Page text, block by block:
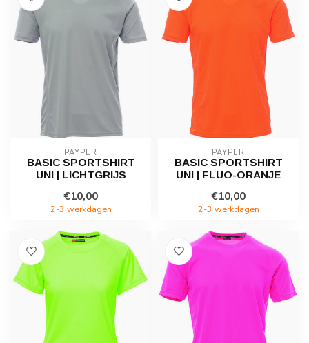
PAYPER
BASIC SPORTSHIRT
UNI | LICHTGRIJS
€10,00
2-3 werkdagen
PAYPER
BASIC SPORTSHIRT
UNI | FLUO-ORANJE
€10,00
2-3 werkdagen